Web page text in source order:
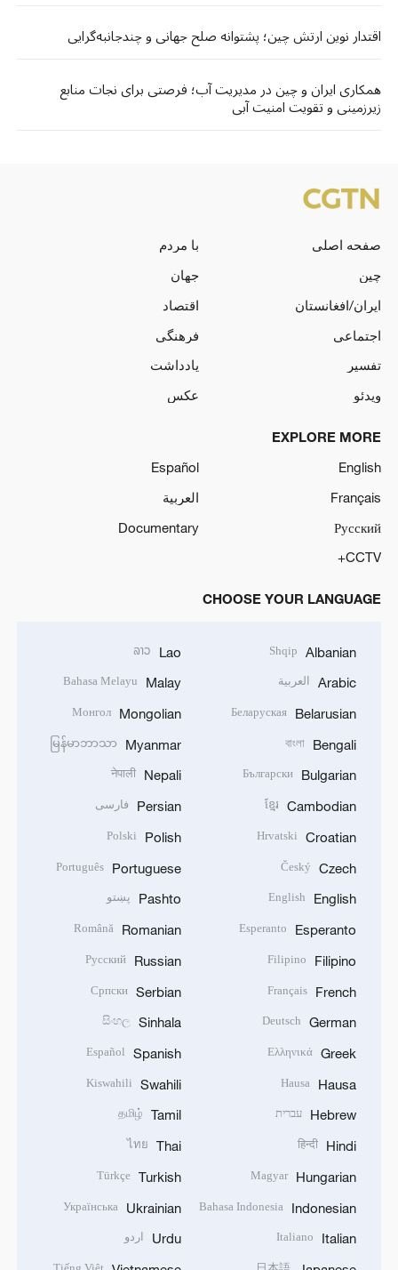
اقتدار نوین ارتش چین؛ پشتوانه‌ صلح جهانی و چندجانبه‌گرایی
همکاری ایران و چین در مدیریت آب؛ فرصتی برای نجات منابع
زیرزمینی و تقویت امنیت آبی
صفحه اصلی
با مردم
چین
جهان
ایران/افغانستان
اقتصاد
اجتماعی
فرهنگی
تفسیر
یادداشت
ویدئو
عکس
EXPLORE MORE
English
Español
Français
العربية
Русский
Documentary
CCTV+
CHOOSE YOUR LANGUAGE
Albanian
Shqip
Arabic العربية
Belarusian
Беларуская
Bengali
বাংলা
Bulgarian
Български
Cambodian
ខ្មែរ
Croatian
Hrvatski
Czech
Český
English
English
Esperanto
Esperanto
Filipino
Filipino
French
Français
German
Deutsch
Greek
Ελληνικά
Hausa
Hausa
Hebrew עברית
Hindi
हिन्दी
Hungarian
Magyar
Indonesian
Bahasa Indonesia
Italian
Italiano
Lao
ລາວ
Malay
Bahasa Melayu
Mongolian
Монгол
Myanmar
မြန်မာဘာသာ
Nepali
नेपाली
Persian فارسی
Polish
Polski
Portuguese
Português
Pashto پښتو
Romanian
Română
Russian
Русский
Serbian
Српски
Sinhala
සිංහල
Spanish
Español
Swahili
Kiswahili
Tamil
தமிழ்
Thai
ไทย
Turkish
Türkçe
Ukrainian
Українська
Urdu اردو